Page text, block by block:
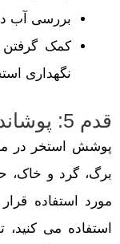
بررسی آب
کمک
نگهداری
قدم 5: پوشاندن استخر
پوشش استخر در
برگ، گرد و خاک،
مورد استفاده
استفاده می کنید،